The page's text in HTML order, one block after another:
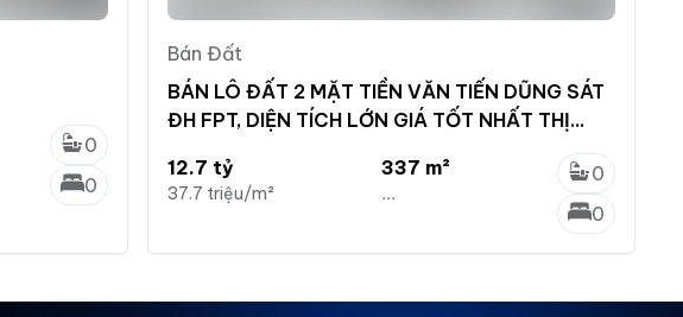
0
0
Bán Đất
BÁN LÔ ĐẤT 2 MẶT TIỀN VĂN TIẾN DŨNG SÁT
ĐH FPT, DIỆN TÍCH LỚN GIÁ TỐT NHẤT THỊ
12.7 tỷ
37.7 triệu/m²
337 m²
...
0
0